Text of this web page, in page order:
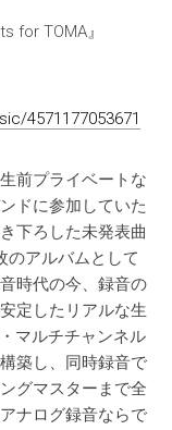
for TOMA』
4571177053671
前プライベートな
ドに参加していた
下ろした未発表曲
のアルバムとして
時代の今、録音の
定したリアルな生
マルチチャンネル
築し、同時録音で
グマスターまで全
ナログ録音ならで